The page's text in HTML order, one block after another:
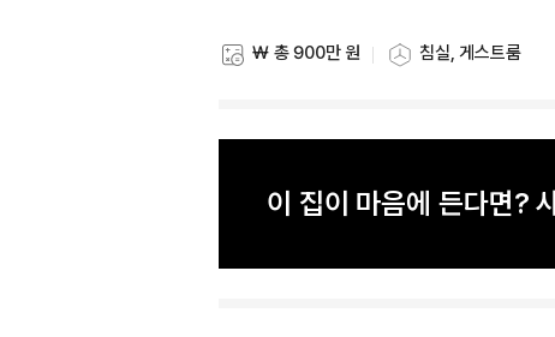
스타일링 비용
₩ 총 900만 원
스타일링 공간
침실, 게스트룸
이 집이 마음에 든다면?